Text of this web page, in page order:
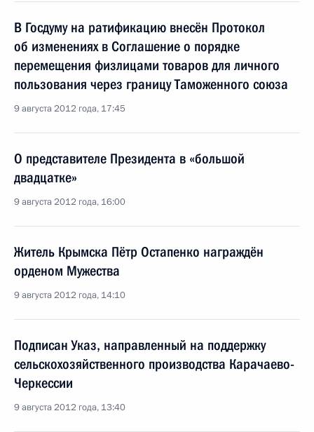
В Госдуму на ратификацию внесён Протокол
об изменениях в Соглашение о порядке
перемещения физлицами товаров для личного
пользования через границу Таможенного союза
9 августа 2012 года, 17:45
О представителе Президента в «большой
двадцатке»
9 августа 2012 года, 16:00
Житель Крымска Пётр Остапенко награждён
орденом Мужества
9 августа 2012 года, 14:10
Подписан Указ, направленный на поддержку
сельскохозяйственного производства Карачаево-
Черкессии
9 августа 2012 года, 13:40